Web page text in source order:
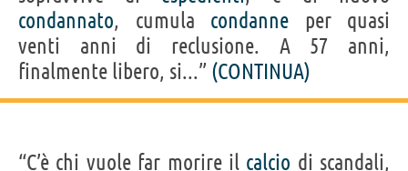
condannato, cumula condanne per quasi
venti anni di reclusione. A 57 anni,
finalmente libero, si...” (CONTINUA)
“C’è chi vuole far morire il calcio di scandali,